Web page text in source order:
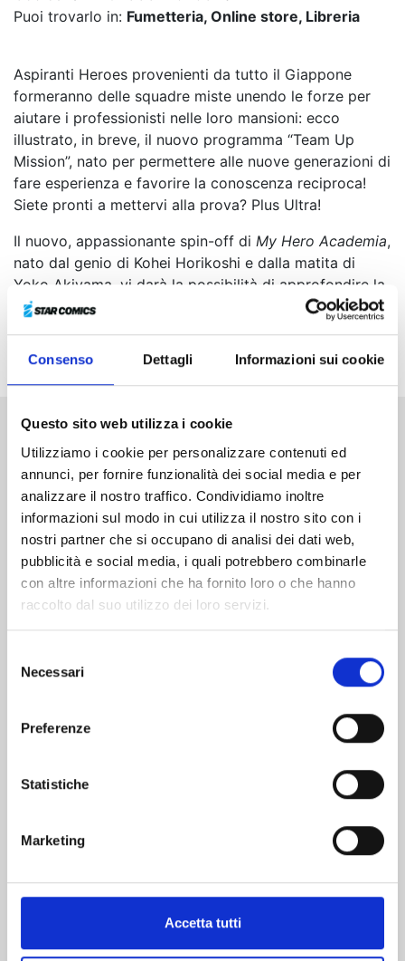
Consenso Dettagli Informazioni sui cookie
Questo sito web utilizza i cookie
Utilizziamo i cookie per personalizzare contenuti ed
annunci, per fornire funzionalità dei social media e per
analizzare il nostro traffico. Condividiamo inoltre
informazioni sul modo in cui utilizza il nostro sito con i
nostri partner che si occupano di analisi dei dati web,
pubblicità e social media, i quali potrebbero combinarle
con altre informazioni che ha fornito loro o che hanno
raccolto dal suo utilizzo dei loro servizi.
delNecessari
Preferenze
Statistiche
Marketing
Accetta tutti
Puoi trovarlo in: Fumetteria, Online store, Libreria
Aspiranti Heroes provenienti da tutto il Giappone
formeranno delle squadre miste unendo le forze per
aiutare i professionisti nelle loro mansioni: ecco
illustrato, in breve, il nuovo programma “Team Up
Mission”, nato per permettere alle nuove generazioni di
fare esperienza e favorire la conoscenza reciproca!
Siete pronti a mettervi alla prova? Plus Ultra!
Il nuovo, appassionante spin-off di My Hero Academia,
nato dal genio di Kohei Horikoshi e dalla matita di
Yoko Akiyama, vi darà la possibilità di approfondire la
conoscenza di vari personaggi della serie principale e
“scoppiettanti” che vi possano venire in mente!
Altri volumi della serie